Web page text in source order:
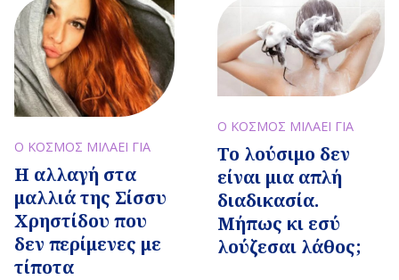
Ο ΚΟΣΜΟΣ ΜΙΛΑΕΙ ΓΙΑ
Η αλλαγή στα
μαλλιά της Σίσσυ
Χρηστίδου που
δεν περίμενες με
τίποτα
Ο ΚΟΣΜΟΣ ΜΙΛΑΕΙ ΓΙΑ
Το λούσιμο δεν
είναι μια απλή
διαδικασία.
Μήπως κι εσύ
λούζεσαι λάθος;